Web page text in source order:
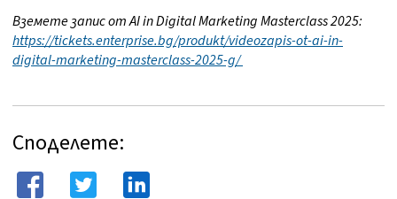
Вземете запис от AI in Digital Marketing Masterclass 2025:
https://tickets.enterprise.bg/produkt/videozapis-ot-ai-in-
digital-marketing-masterclass-2025-g/
Споделете: